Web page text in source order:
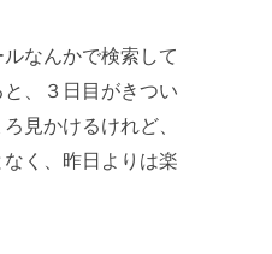
なんかで検索して
、３日目がきつい
見かけるけれど、
く、昨日よりは楽